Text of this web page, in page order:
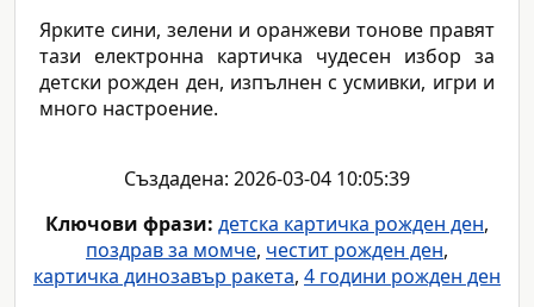
Ярките сини, зелени и оранжеви тонове правят
тази електронна картичка чудесен избор за
детски рожден ден, изпълнен с усмивки, игри и
много настроение.
Създадена: 2026-03-04 10:05:39
Ключови фрази: детска картичка рожден ден,
поздрав за момче, честит рожден ден,
картичка динозавър ракета, 4 години рожден ден